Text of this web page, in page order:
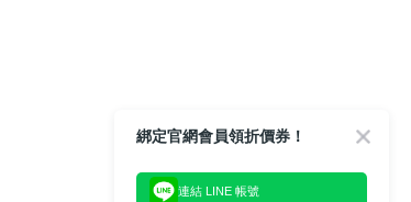
綁定官網會員領折價券！
連結 LINE 帳號